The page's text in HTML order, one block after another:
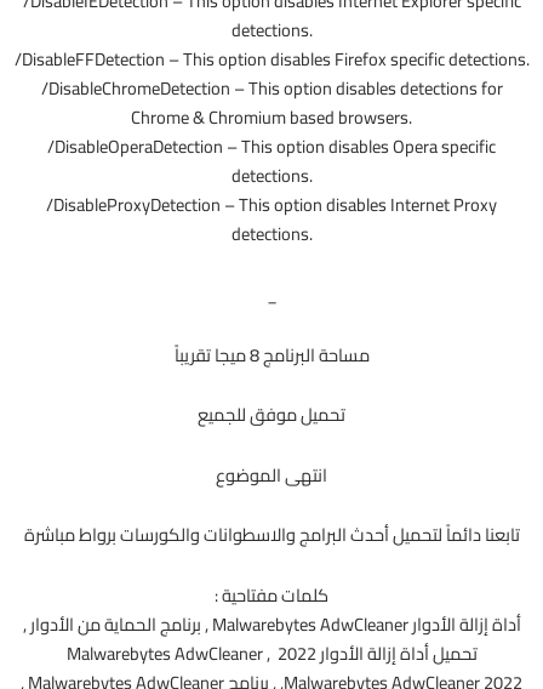
detections.
/DisableFFDetection – This option disables Firefox specific detections.
/DisableChromeDetection – This option disables detections for
Chrome & Chromium based browsers.
/DisableOperaDetection – This option disables Opera specific
detections.
/DisableProxyDetection – This option disables Internet Proxy
detections.
_
مساحة البرنامج 8 ميجا تقريباً
تحميل موفق للجميع
انتهى الموضوع
تابعنا دائماً لتحميل أحدث البرامج والاسطوانات والكورسات برواط مباشرة
كلمات مفتاحية :
أداة إزالة الأدوار Malwarebytes AdwCleaner , برنامج الحماية من الأدوار ,
تحميل أداة إزالة الأدوار 2022 , Malwarebytes AdwCleaner
,Malwarebytes AdwCleaner 2022 , برنامج Malwarebytes AdwCleaner ,